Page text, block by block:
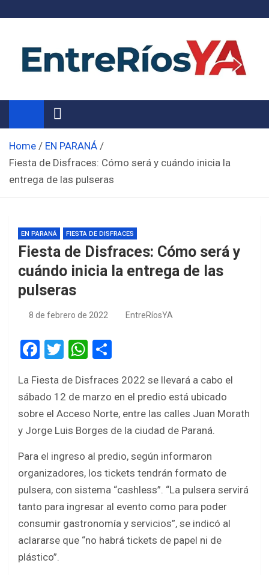
Noticias de Entre Ríos
Información de toda la provincia ahora
Home
EN PARANÁ
Fiesta de Disfraces: Cómo será y cuándo inicia la
entrega de las pulseras
EN PARANÁ FIESTA DE DISFRACES
Fiesta de Disfraces: Cómo será y
cuándo inicia la entrega de las
pulseras
8 de febrero de 2022 EntreRíosYA
F
ce
b
o
k
T
tt
er
W
at
s
A
p
ar
e
La Fiesta de Disfraces 2022 se llevará a cabo el
sábado 12 de marzo en el predio está ubicado
sobre el Acceso Norte, entre las calles Juan Morath
y Jorge Luis Borges de la ciudad de Paraná.
Para el ingreso al predio, según informaron
organizadores, los tickets tendrán formato de
pulsera, con sistema “cashless”. “La pulsera servirá
tanto para ingresar al evento como para poder
consumir gastronomía y servicios”, se indicó al
aclararse que “no habrá tickets de papel ni de
plástico”.